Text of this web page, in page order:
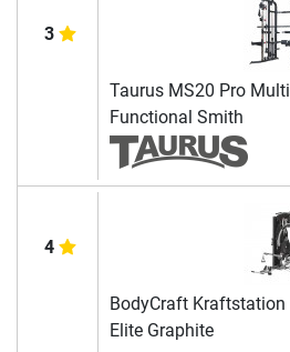
3
Taurus MS20 Pro Multi
Functional Smith
4
BodyCraft Kraftstation
Elite Graphite